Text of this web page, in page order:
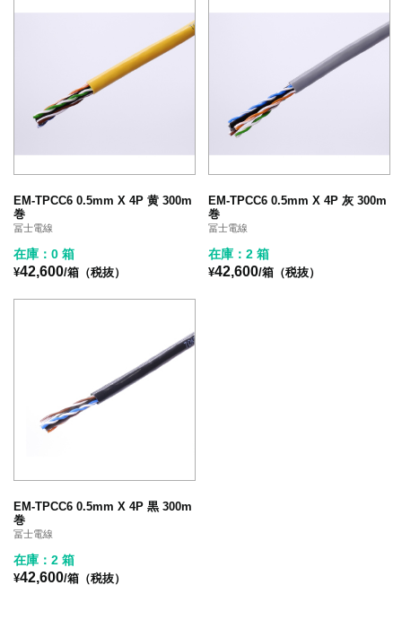
EM-TPCC6 0.5mm X 4P 黄 300m
巻
冨士電線
在庫：0 箱
¥42,600/箱（税抜）
EM-TPCC6 0.5mm X 4P 灰 300m
巻
冨士電線
在庫：2 箱
¥42,600/箱（税抜）
EM-TPCC6 0.5mm X 4P 黒 300m
巻
冨士電線
在庫：2 箱
¥42,600/箱（税抜）